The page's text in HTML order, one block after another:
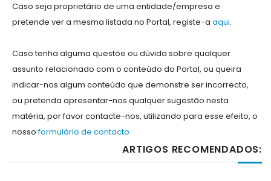
Caso seja proprietário de uma entidade/empresa e
pretende ver a mesma listada no Portal, registe-a aqui.
Caso tenha alguma questõe ou dúvida sobre qualquer
assunto relacionado com o conteúdo do Portal, ou queira
indicar-nos algum conteúdo que demonstre ser incorrecto,
ou pretenda apresentar-nos qualquer sugestão nesta
matéria, por favor contacte-nos, utilizando para esse efeito, o
nossoformulário de contacto
ARTIGOS RECOMENDADOS: